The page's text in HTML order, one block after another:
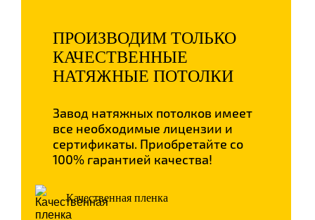
ПРОИЗВОДИМ ТОЛЬКО
КАЧЕСТВЕННЫЕ
НАТЯЖНЫЕ ПОТОЛКИ
Завод натяжных потолков имеет
все необходимые лицензии и
сертификаты. Приобретайте со
100% гарантией качества!
Качественная пленка